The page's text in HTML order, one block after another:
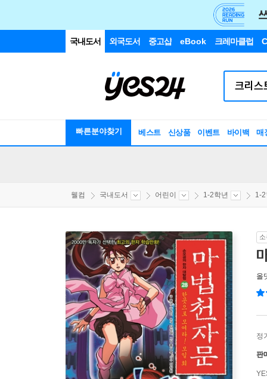
국내도서 외국도서 중고샵 eBook 크레마클럽
빠른분야찾기 베스트 신상품 이벤트 바이백 매
웰컴 국내도서 어린이 1-2학년 1-
올
정
판